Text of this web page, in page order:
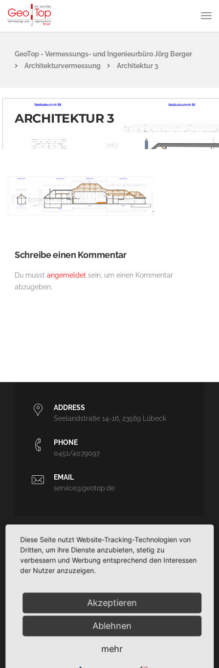
GeoTop - Vermessungs- und Ingenieurbüro Jörg Berger
Architekturvermessung
Architektur 3
ARCHITEKTUR 3
Schreibe einen Kommentar
Du musst angemeldet sein, um einen Kommentar
abzugeben.
ADDRESS
Seelandstraße 14-16, 23569 Lübeck
PHONE
0451/4079097
EMAIL
service@geotop.de
GEOTOP
Ingenieurvermessung und Architekturvermessung - CAD-
Planungssupport - Dokumentation
Liegenschaftsmanagement
SITEMAP
Diese Seite nutzt Website-Tracking-Technologien von
Dritten, um ihre Dienste anzubieten, stetig zu
verbessern und Werbung entsprechend den Interessen
der Nutzer anzuzeigen.
Akzeptieren
Ablehnen
mehr